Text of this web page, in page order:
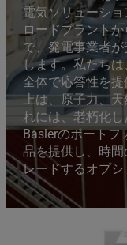
電気ソリューシ
ロードプラント
で、発電事業者
します。私たち
全体で応答性を
上は、原子力、
れには、老朽化し
Baslerのポートフ
品を提供し、時
レードするオプシ